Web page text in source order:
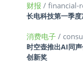
财报 / financial-
长电科技第一季
消费电子 /
时空壶推出AI同
创新奖